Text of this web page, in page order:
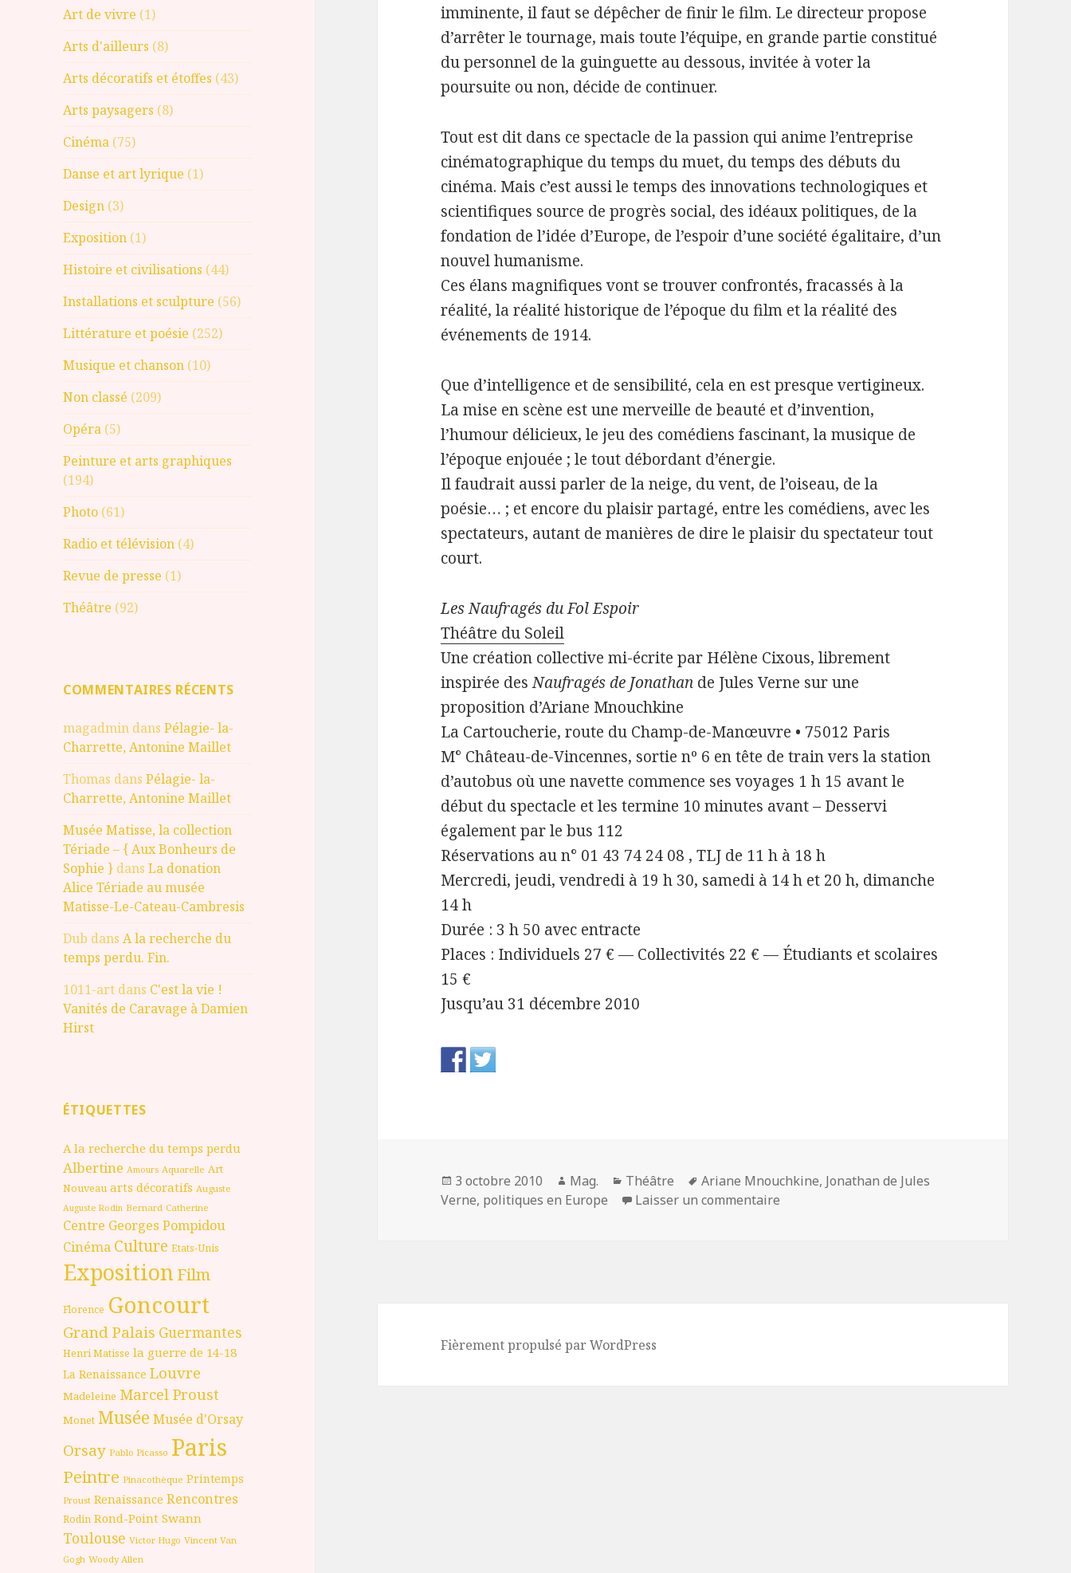
Art de vivre (1)
Arts d'ailleurs (8)
Arts décoratifs et étoffes (43)
Arts paysagers (8)
Cinéma (75)
Danse et art lyrique (1)
Design (3)
Exposition (1)
Histoire et civilisations (44)
Installations et sculpture (56)
Littérature et poésie (252)
Musique et chanson (10)
Non classé (209)
Opéra (5)
Peinture et arts graphiques
(194)
Photo (61)
Radio et télévision (4)
Revue de presse (1)
Théâtre (92)
COMMENTAIRES RÉCENTS
magadmin dansPélagie- la-
Charrette, Antonine Maillet
Thomas dansPélagie- la-
Charrette, Antonine Maillet
Musée Matisse, la collection
Tériade – { Aux Bonheurs de
Sophie } dansLa donation
Alice Tériade au musée
Matisse-Le-Cateau-Cambresis
Dub dansA la recherche du
temps perdu. Fin.
1011-art dans C'est la vie !
Vanités de Caravage à Damien
Hirst
ÉTIQUETTES
A la recherche du temps perdu
Albertine Amours Aquarelle Art
Nouveau arts décoratifs Auguste
Auguste Rodin Bernard Catherine
Centre Georges Pompidou
Cinéma Culture Etats-Unis
ExpositionFilm
Florence Goncourt
Grand Palais Guermantes
Henri Matisse la guerre de 14-18
La Renaissance Louvre
Madeleine Marcel Proust
Monet Musée Musée d'Orsay
Orsay Pablo Picasso Paris
Peintre Pinacothèque Printemps
Proust Renaissance Rencontres
Rodin Rond-Point Swann
Toulouse Victor Hugo Vincent Van
Gogh Woody Allen
imminente, il faut se dépêcher de finir le film. Le directeur propose
d’arrêter le tournage, mais toute l’équipe, en grande partie constitué
du personnel de la guinguette au dessous, invitée à voter la
poursuite ou non, décide de continuer.
Tout est dit dans ce spectacle de la passion qui anime l’entreprise
cinématographique du temps du muet, du temps des débuts du
cinéma. Mais c’est aussi le temps des innovations technologiques et
scientifiques source de progrès social, des idéaux politiques, de la
fondation de l’idée d’Europe, de l’espoir d’une société égalitaire, d’un
nouvel humanisme.
Ces élans magnifiques vont se trouver confrontés, fracassés à la
réalité, la réalité historique de l’époque du film et la réalité des
événements de 1914.
Que d’intelligence et de sensibilité, cela en est presque vertigineux.
La mise en scène est une merveille de beauté et d’invention,
l’humour délicieux, le jeu des comédiens fascinant, la musique de
l’époque enjouée ; le tout débordant d’énergie.
Il faudrait aussi parler de la neige, du vent, de l’oiseau, de la
poésie… ; et encore du plaisir partagé, entre les comédiens, avec les
spectateurs, autant de manières de dire le plaisir du spectateur tout
court.
Les Naufragés du Fol Espoir
Théâtre du Soleil
Une création collective mi-écrite par Hélène Cixous, librement
inspirée desNaufragés de Jonathan de Jules Verne sur une
proposition d’Ariane Mnouchkine
La Cartoucherie, route du Champ-de-Manœuvre • 75012 Paris
M° Château-de-Vincennes, sortie nº 6 en tête de train vers la station
d’autobus où une navette commence ses voyages 1 h 15 avant le
début du spectacle et les termine 10 minutes avant – Desservi
également par le bus 112
Réservations au n° 01 43 74 24 08 , TLJ de 11 h à 18 h
Mercredi, jeudi, vendredi à 19 h 30, samedi à 14 h et 20 h, dimanche
14 h
Durée : 3 h 50 avec entracte
Places : Individuels 27 € — Collectivités 22 € — Étudiants et scolaires
15 €
Jusqu’au 31 décembre 2010
Publié
le
3 octobre 2010 Auteur
Mag. Catégories
Théâtre
Mots-
clés
Ariane Mnouchkine, Jonathan de Jules
Verne, politiques en Europe Laisser un commentaire
Fièrement propulsé par WordPress